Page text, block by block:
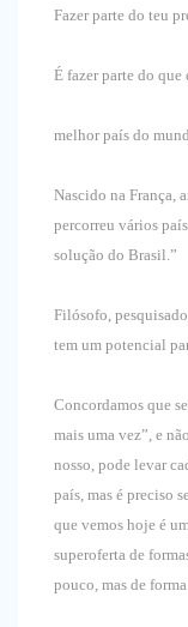
Fazer parte do teu
É fazer parte do que
melhor país do
Nascido na França,
percorreu vários
solução do Brasil.”
Filósofo,
tem um potencial
Concordamos que
mais uma vez”, e
nosso, pode levar
país, mas é preciso
que vemos hoje é
superoferta de
pouco, mas de